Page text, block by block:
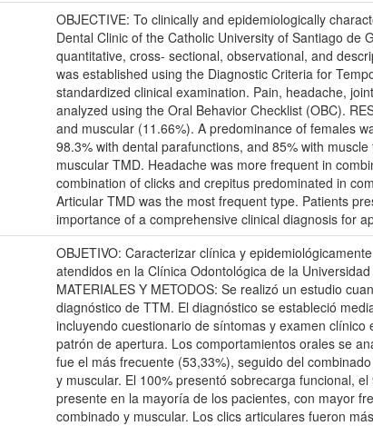
OBJECTIVE: To clinically and epidemiologically
Dental Clinic of the Catholic University of Santiago de
quantitative, cross- sectional, observational, and
was established using the Diagnostic Criteria for
standardized clinical examination. Pain, headache,
analyzed using the Oral Behavior Checklist (OBC).
and muscular (11.66%). A predominance of females
98.3% with dental parafunctions, and 85% with
muscular TMD. Headache was more frequent in
combination of clicks and crepitus predominated in
Articular TMD was the most frequent type. Patients
importance of a comprehensive clinical diagnosis for
OBJETIVO: Caracterizar clínica y
atendidos en la Clínica Odontológica de la
MATERIALES Y METODOS: Se realizó un estudio
diagnóstico de TTM. El diagnóstico se estableció
incluyendo cuestionario de síntomas y examen
patrón de apertura. Los comportamientos orales se
fue el más frecuente (53,33%), seguido del
y muscular. El 100% presentó sobrecarga funcional,
presente en la mayoría de los pacientes, con mayor
combinado y muscular. Los clics articulares fueron